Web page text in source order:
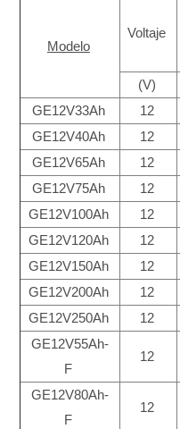
Modelo
Voltaje
(V)
GE12V33Ah
12
GE12V40Ah
12
GE12V65Ah
12
GE12V75Ah
12
GE12V100Ah
12
GE12V120Ah
12
GE12V150Ah
12
GE12V200Ah
12
GE12V250Ah
12
GE12V55Ah-
F
12
GE12V80Ah-
F
12